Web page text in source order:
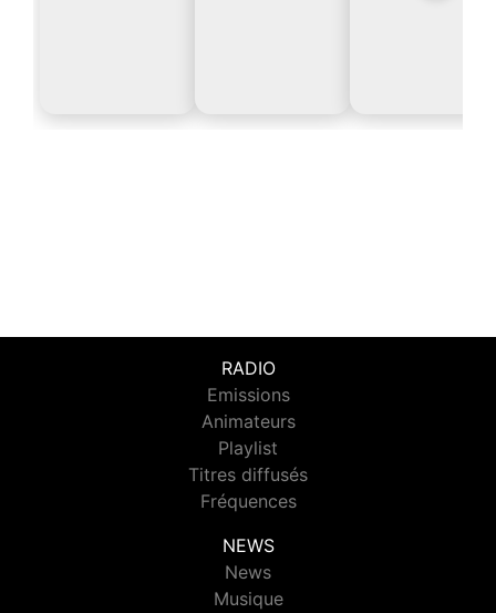
RADIO
Emissions
Animateurs
Playlist
Titres diffusés
Fréquences
NEWS
News
Musique